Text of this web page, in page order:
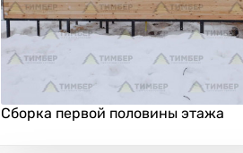
Сборка первой половины этажа